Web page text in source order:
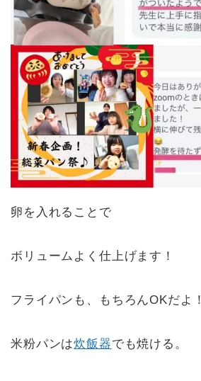
卵を入れることで
ボリュームよく仕上げます！
フライパンも、もちろんOKだよ
米粉パンは炊飯器でも焼ける。